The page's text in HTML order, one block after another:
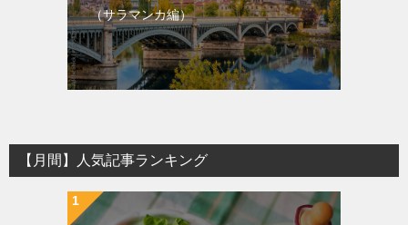
（サラマンカ編）
【月間】人気記事ランキング